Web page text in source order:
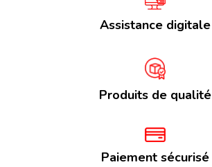
Assistance digitale
Produits de qualité
Paiement sécurisé